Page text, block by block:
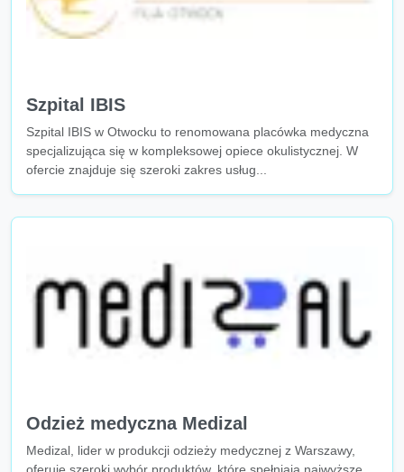
Szpital IBIS
Szpital IBIS w Otwocku to renomowana placówka medyczna
specjalizująca się w kompleksowej opiece okulistycznej. W
ofercie znajduje się szeroki zakres usług...
Odzież medyczna Medizal
Medizal, lider w produkcji odzieży medycznej z Warszawy,